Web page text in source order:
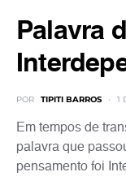
Palavra
POR TIPITI BARROS 1
Em tempos de
palavra que
pensamento foi